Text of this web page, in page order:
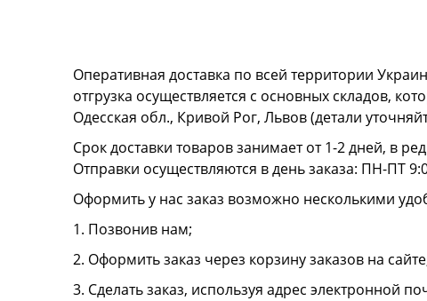
Оперативная доставка по всей территории
отгрузка осуществляется с основных складов,
Одесская обл., Кривой Рог, Львов (детали
Срок доставки товаров занимает от 1-2 дней, в
Отправки осуществляются в день заказа: ПН-ПТ
Оформить у нас заказ возможно несколькими
1. Позвонив нам;
2. Оформить заказ через корзину заказов на
3. Сделать заказ, используя адрес электронной